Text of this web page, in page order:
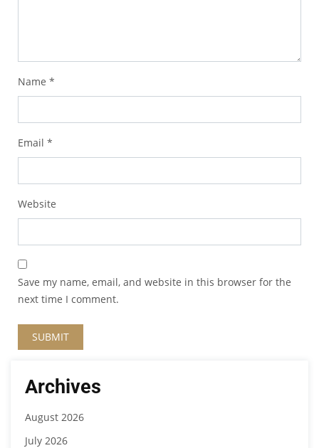
Name *
Email *
Website
Save my name, email, and website in this browser for the
next time I comment.
Archives
August 2026
July 2026